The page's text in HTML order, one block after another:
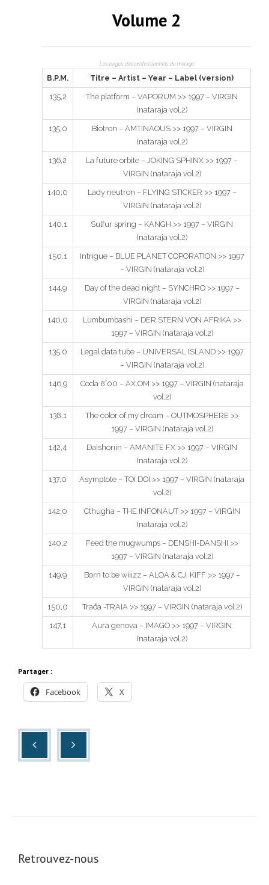
Volume 2
Les pages des professionnels du mixage
B.P.M. Titre – Artist – Year – Label (version)
135,2
The platform – VAPORUM >> 1997 – VIRGIN
(nataraja vol.2)
135,0
Biotron – AMTINAOUS >> 1997 – VIRGIN
(nataraja vol.2)
136,2
La future orbite – JOKING SPHINX >> 1997 –
VIRGIN (nataraja vol.2)
140,0
Lady neutron – FLYING STICKER >> 1997 –
VIRGIN (nataraja vol.2)
140,1
Sulfur spring – KANGH >> 1997 – VIRGIN
(nataraja vol.2)
150,1
Intrigue – BLUE PLANET COPORATION >> 1997
– VIRGIN (nataraja vol.2)
144,9
Day of the dead night – SYNCHRO >> 1997 –
VIRGIN (nataraja vol.2)
140,0
Lumbumbashi – DER STERN VON AFRIKA >>
1997 – VIRGIN (nataraja vol.2)
135,0
Legal data tube – UNIVERSAL ISLAND >> 1997
– VIRGIN (nataraja vol.2)
146,9
Coda 8’00 – AX.OM >> 1997 – VIRGIN (nataraja
vol.2)
138,1
The color of my dream – OUTMOSPHERE >>
1997 – VIRGIN (nataraja vol.2)
142,4
Daishonin – AMANITE FX >> 1997 – VIRGIN
(nataraja vol.2)
137,0
Asymptote – TOI DOI >> 1997 – VIRGIN (nataraja
vol.2)
142,0
Cthugha – THE INFONAUT >> 1997 – VIRGIN
(nataraja vol.2)
140,2
Feed the mugwumps – DENSHI-DANSHI >>
1997 – VIRGIN (nataraja vol.2)
149,9
Born to be wiiizz – ALOA & CJ. KIFF >> 1997 –
VIRGIN (nataraja vol.2)
150,0 Traða -TRAIA >> 1997 – VIRGIN (nataraja vol.2)
147,1
Aura genova – IMAGO >> 1997 – VIRGIN
(nataraja vol.2)
Partager :
Facebook X
Retrouvez-nous